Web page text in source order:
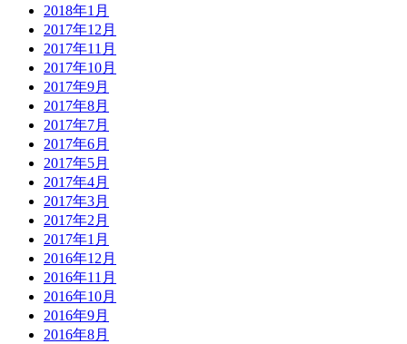
2018年1月
2017年12月
2017年11月
2017年10月
2017年9月
2017年8月
2017年7月
2017年6月
2017年5月
2017年4月
2017年3月
2017年2月
2017年1月
2016年12月
2016年11月
2016年10月
2016年9月
2016年8月